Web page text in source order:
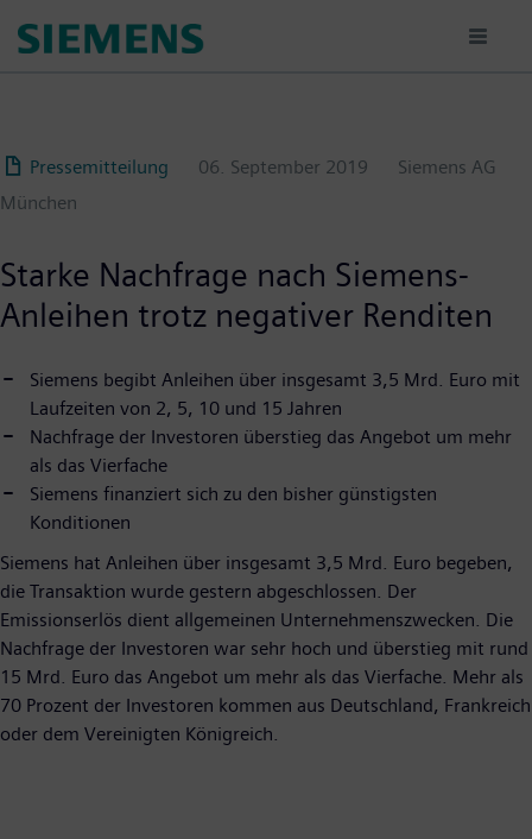
para
Pressemitteilung
06. September 2019
Siemens AG
München
Starke Nachfrage nach Siemens-
Anleihen trotz negativer Renditen
Siemens begibt Anleihen über insgesamt 3,5 Mrd. Euro mit
Laufzeiten von 2, 5, 10 und 15 Jahren
Nachfrage der Investoren überstieg das Angebot um mehr
als das Vierfache
Siemens finanziert sich zu den bisher günstigsten
Konditionen
Siemens hat Anleihen über insgesamt 3,5 Mrd. Euro begeben,
die Transaktion wurde gestern abgeschlossen. Der
Emissionserlös dient allgemeinen Unternehmenszwecken. Die
Nachfrage der Investoren war sehr hoch und überstieg mit rund
15 Mrd. Euro das Angebot um mehr als das Vierfache. Mehr als
70 Prozent der Investoren kommen aus Deutschland, Frankreich
oder dem Vereinigten Königreich.